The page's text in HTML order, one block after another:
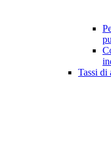
Tassi di